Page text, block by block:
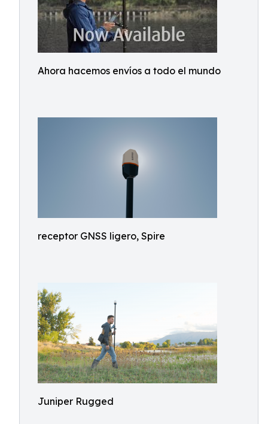
Ahora hacemos envíos a todo el mundo
receptor GNSS ligero, Spire
Juniper Rugged